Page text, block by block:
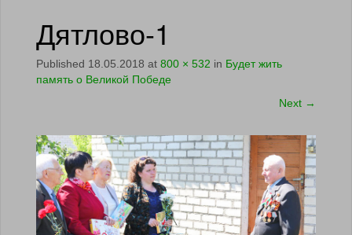
Дятлово-1
Published 18.05.2018 at 800 × 532 in Будет жить
память о Великой Победе
Next →